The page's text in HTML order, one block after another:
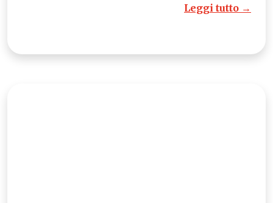
Leggi tutto →